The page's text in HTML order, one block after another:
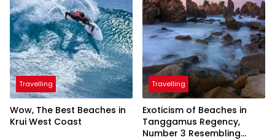
Travelling
Wow, The Best Beaches in
Krui West Coast
Travelling
Exoticism of Beaches in
Tanggamus Regency,
Number 3 Resembling